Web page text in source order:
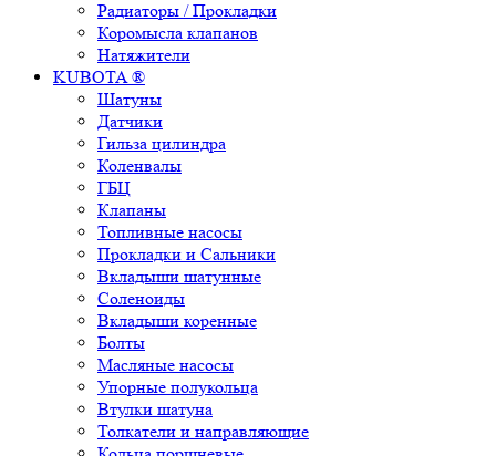
Радиаторы / Прокладки
Коромысла клапанов
Натяжители
KUBOTA ®
Шатуны
Датчики
Гильза цилиндра
Коленвалы
ГБЦ
Клапаны
Топливные насосы
Прокладки и Сальники
Вкладыши шатунные
Соленоиды
Вкладыши коренные
Болты
Масляные насосы
Упорные полукольца
Втулки шатуна
Толкатели и направляющие